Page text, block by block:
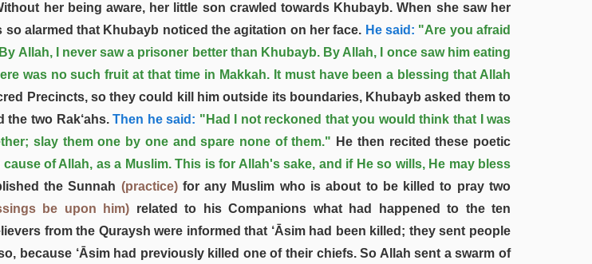
her being aware, her little son crawled towards Khubayb. When she saw her
alarmed that Khubayb noticed the agitation on her face. He said: "Are you afraid
Allah, I never saw a prisoner better than Khubayb. By Allah, I once saw him eating
was no such fruit at that time in Makkah. It must have been a blessing that Allah
Precincts, so they could kill him outside its boundaries, Khubayb asked them to
the two Rak‘ahs.Then he said: "Had I not reckoned that you would think that I was
slay them one by one and spare none of them." He then recited these poetic
of Allah, as a Muslim. This is for Allah's sake, and if He so wills, He may bless
the Sunnah (practice)for any Muslim who is about to be killed to pray two
be upon him) related to his Companions what had happened to the ten
from the Quraysh were informed that ‘Āsim had been killed; they sent people
because ‘Āsim had previously killed one of their chiefs. So Allah sent a swarm of